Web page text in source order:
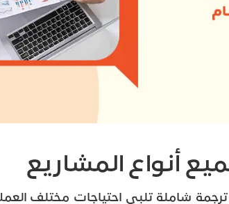
أنواع المشاريع
شاملة تلبي احتياجات مختلف